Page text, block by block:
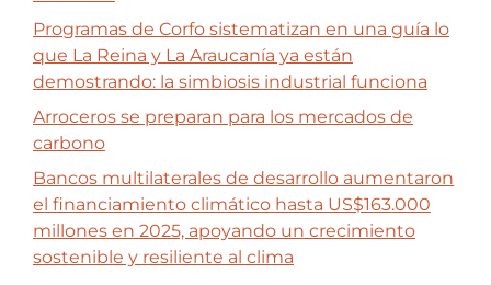
Programas de Corfo sistematizan en una guía lo
que La Reina y La Araucanía ya están
demostrando: la simbiosis industrial funciona
Arroceros se preparan para los mercados de
carbono
Bancos multilaterales de desarrollo aumentaron
el financiamiento climático hasta US$163.000
millones en 2025, apoyando un crecimiento
sostenible y resiliente al clima